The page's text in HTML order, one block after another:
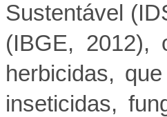
Sustentável
(IBGE, 2012),
herbicidas,
inseticidas,